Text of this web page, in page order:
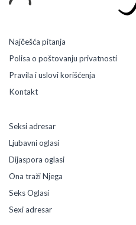
Najčešća pitanja
Polisa o poštovanju privatnosti
Pravila i uslovi korišćenja
Kontakt
Seksi adresar
Ljubavni oglasi
Dijaspora oglasi
Ona traži Njega
Seks Oglasi
Sexi adresar